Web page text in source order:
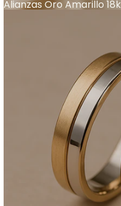
Alianzas Oro Amarillo 18k